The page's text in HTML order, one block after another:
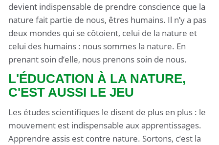
devient indispensable de prendre conscience que la
nature fait partie de nous, êtres humains. Il n’y a pas
deux mondes qui se côtoient, celui de la nature et
celui des humains : nous sommes la nature. En
prenant soin d’elle, nous prenons soin de nous.
L'ÉDUCATION À LA NATURE,
C'EST AUSSI LE JEU
Les études scientifiques le disent de plus en plus : le
mouvement est indispensable aux apprentissages.
Apprendre assis est contre nature. Sortons, c’est la